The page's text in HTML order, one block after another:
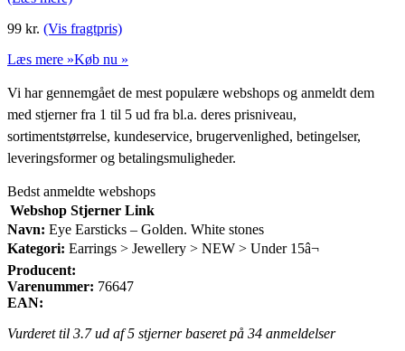
99 kr. (Vis fragtpris)
Læs mere »Køb nu »
Vi har gennemgået de mest populære webshops og anmeldt dem
med stjerner fra 1 til 5 ud fra bl.a. deres prisniveau,
sortimentstørrelse, kundeservice, brugervenlighed, betingelser,
leveringsformer og betalingsmuligheder.
Bedst anmeldte webshops
Webshop Stjerner Link
Navn: Eye Earsticks – Golden. White stones
Kategori: Earrings > Jewellery > NEW > Under 15â¬
Producent:
Varenummer: 76647
EAN:
Vurderet til 3.7ud af 5 stjerner baseret på 34 anmeldelser